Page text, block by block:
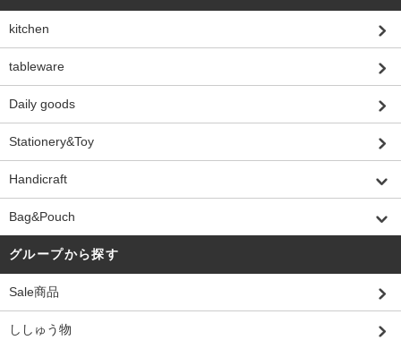
kitchen
tableware
Daily goods
Stationery&Toy
Handicraft
Bag&Pouch
グループから探す
Sale商品
ししゅう物